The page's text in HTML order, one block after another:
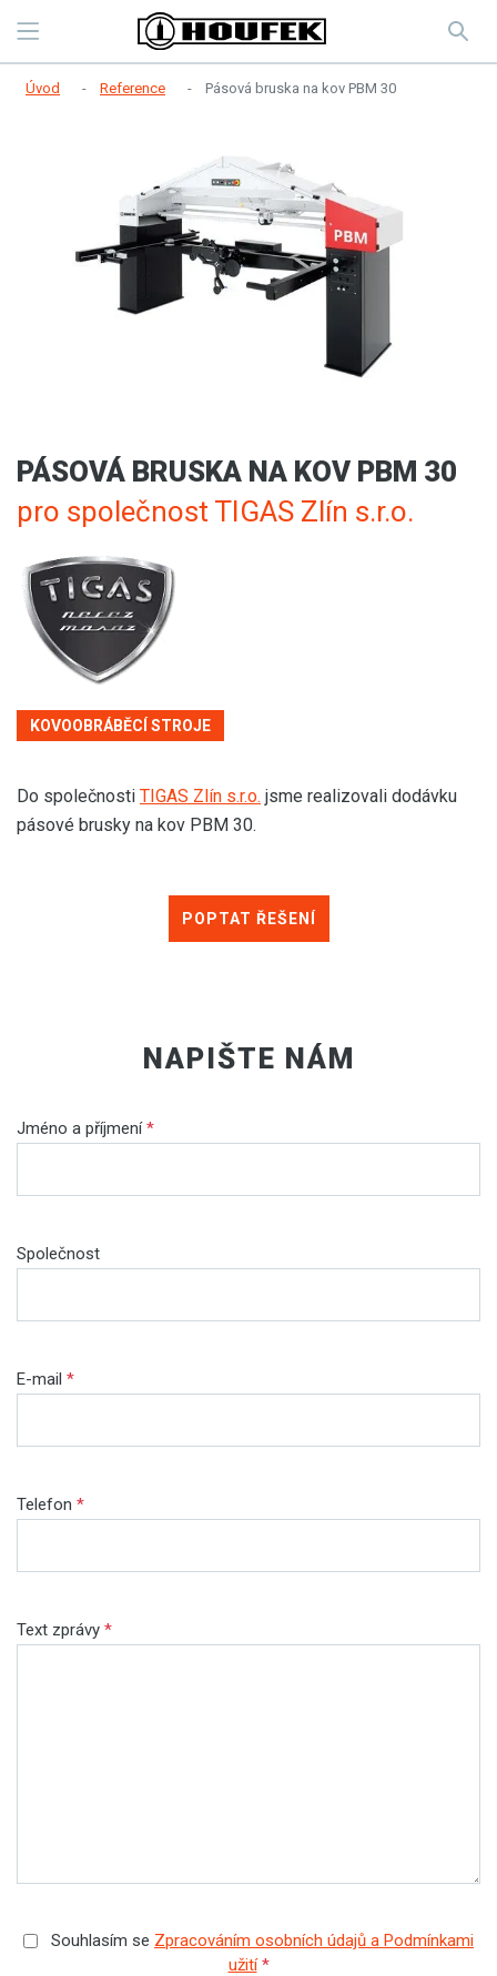
Úvod Reference Pásová bruska na kov PBM 30
PÁSOVÁ BRUSKA NA KOV PBM 30
pro společnost TIGAS Zlín s.r.o.
KOVOOBRÁBĚCÍ STROJE
Do společnosti TIGAS Zlín s.r.o. jsme realizovali dodávku
pásové brusky na kov PBM 30.
POPTAT ŘEŠENÍ
NAPIŠTE NÁM
Jméno a příjmení*
Společnost
E-mail *
Telefon *
Text zprávy *
Souhlasím se Zpracováním osobních údajů a Podmínkami
užití *